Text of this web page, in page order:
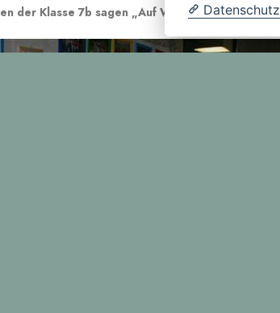
der Klasse 7b sagen „Auf Wiedersehn“.Datenschutz